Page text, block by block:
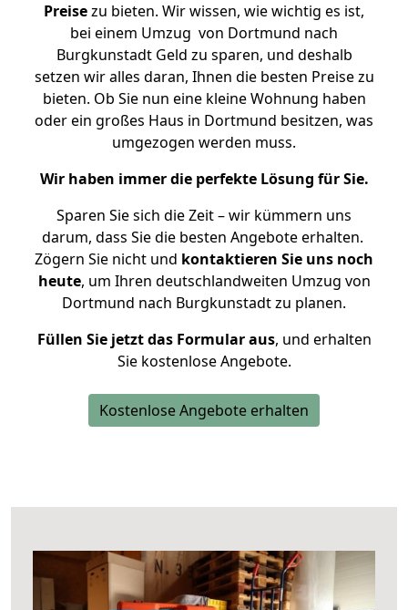
Preisezu bieten. Wir wissen, wie wichtig es ist,
bei einem Umzug von Dortmund nach
Burgkunstadt Geld zu sparen, und deshalb
setzen wir alles daran, Ihnen die besten Preise zu
bieten. Ob Sie nun eine kleine Wohnung haben
oder ein großes Haus in Dortmund besitzen, was
umgezogen werden muss.
Wir haben immer die perfekte Lösung für Sie.
Sparen Sie sich die Zeit – wir kümmern uns
darum, dass Sie die besten Angebote erhalten.
Zögern Sie nicht und kontaktieren Sie uns noch
heute, um Ihren deutschlandweiten Umzug von
Dortmund nach Burgkunstadt zu planen.
Füllen Sie jetzt das Formular aus, und erhalten
Sie kostenlose Angebote.
Kostenlose Angebote erhalten